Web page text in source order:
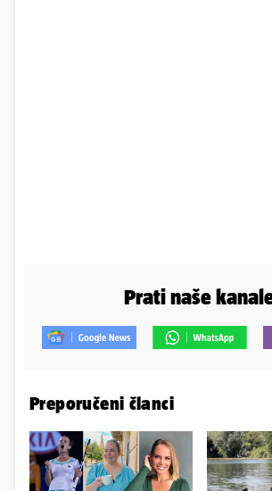
Prati naše
Preporučeni članci